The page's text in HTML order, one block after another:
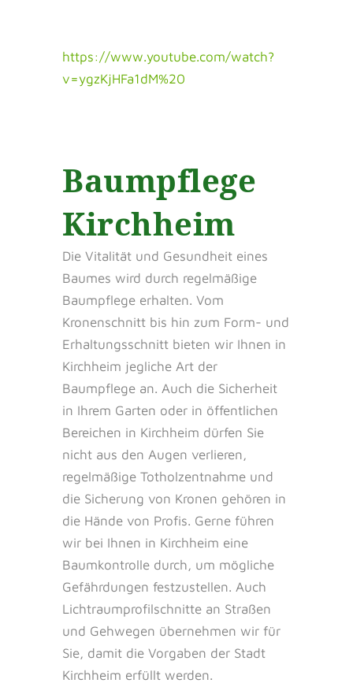
https://www.youtube.com/watch?
v=ygzKjHFa1dM%20
Baumpflege
Kirchheim
Die Vitalität und Gesundheit eines
Baumes wird durch regelmäßige
Baumpflege erhalten. Vom
Kronenschnitt bis hin zum Form- und
Erhaltungsschnitt bieten wir Ihnen in
Kirchheim jegliche Art der
Baumpflege an. Auch die Sicherheit
in Ihrem Garten oder in öffentlichen
Bereichen in Kirchheim dürfen Sie
nicht aus den Augen verlieren,
regelmäßige Totholzentnahme und
die Sicherung von Kronen gehören in
die Hände von Profis. Gerne führen
wir bei Ihnen in Kirchheim eine
Baumkontrolle durch, um mögliche
Gefährdungen festzustellen. Auch
Lichtraumprofilschnitte an Straßen
und Gehwegen übernehmen wir für
Sie, damit die Vorgaben der Stadt
Kirchheim erfüllt werden.